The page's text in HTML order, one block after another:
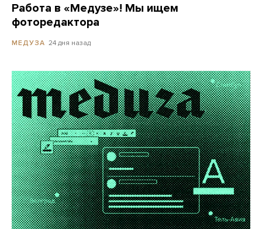
Работа в «Медузе»! Мы ищем
фоторедактора
МЕДУЗА 24 дня назад